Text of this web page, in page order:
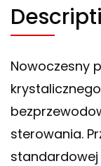
Nowoczesny
sterowania.
standardowej